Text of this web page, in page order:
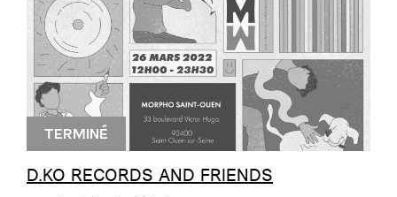
TERMINÉ
D.KO RECORDS AND FRIENDS